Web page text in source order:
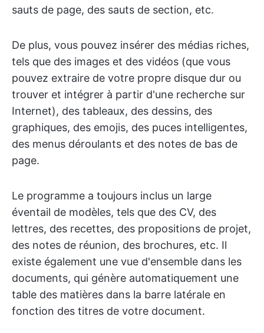
sauts de page, des sauts de section, etc.
De plus, vous pouvez insérer des médias riches,
tels que des images et des vidéos (que vous
pouvez extraire de votre propre disque dur ou
trouver et intégrer à partir d'une recherche sur
Internet), des tableaux, des dessins, des
graphiques, des emojis, des puces intelligentes,
des menus déroulants et des notes de bas de
page.
Le programme a toujours inclus un large
éventail de modèles, tels que des CV, des
lettres, des recettes, des propositions de projet,
des notes de réunion, des brochures, etc. Il
existe également une vue d'ensemble dans les
documents, qui génère automatiquement une
table des matières dans la barre latérale en
fonction des titres de votre document.